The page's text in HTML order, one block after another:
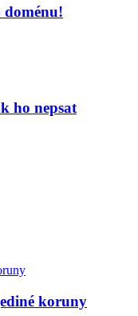
ho nepsat
koruny